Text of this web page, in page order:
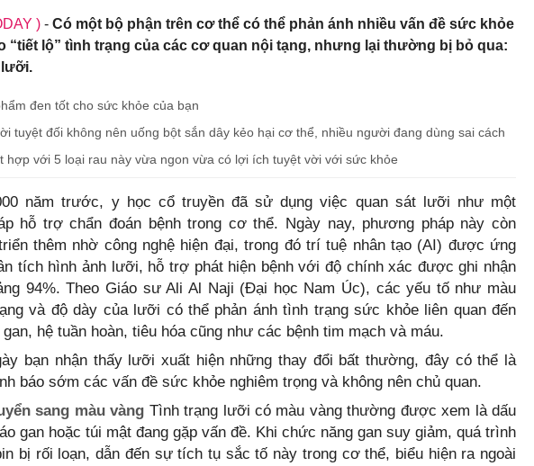
) - Có một bộ phận trên cơ thể có thể phản ánh nhiều vấn đề sức khỏe
“tiết lộ” tình trạng của các cơ quan nội tạng, nhưng lại thường bị bỏ qua:
lưỡi.
đen tốt cho sức khỏe của bạn
tuyệt đối không nên uống bột sắn dây kẻo hại cơ thể, nhiều người đang dùng sai cách
hợp với 5 loại rau này vừa ngon vừa có lợi ích tuyệt vời với sức khỏe
năm trước, y học cổ truyền đã sử dụng việc quan sát lưỡi như một
hỗ trợ chẩn đoán bệnh trong cơ thể. Ngày nay, phương pháp này còn
thêm nhờ công nghệ hiện đại, trong đó trí tuệ nhân tạo (AI) được ứng
tích hình ảnh lưỡi, hỗ trợ phát hiện bệnh với độ chính xác được ghi nhận
94%. Theo Giáo sư Ali Al Naji (Đại học Nam Úc), các yếu tố như màu
và độ dày của lưỡi có thể phản ánh tình trạng sức khỏe liên quan đến
hệ tuần hoàn, tiêu hóa cũng như các bệnh tim mạch và máu.
bạn nhận thấy lưỡi xuất hiện những thay đổi bất thường, đây có thể là
báo sớm các vấn đề sức khỏe nghiêm trọng và không nên chủ quan.
sang màu vàng Tình trạng lưỡi có màu vàng thường được xem là dấu
gan hoặc túi mật đang gặp vấn đề. Khi chức năng gan suy giảm, quá trình
bị rối loạn, dẫn đến sự tích tụ sắc tố này trong cơ thể, biểu hiện ra ngoài